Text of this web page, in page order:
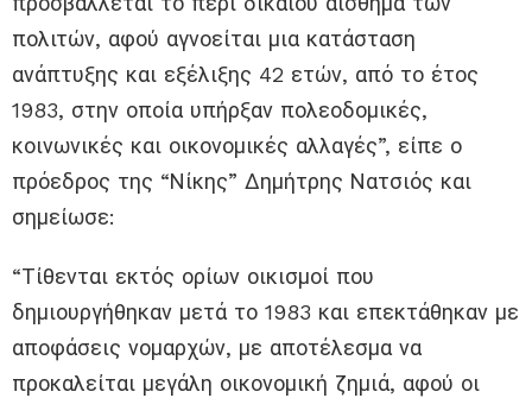
πολιτών, αφού αγνοείται μια κατάσταση
ανάπτυξης και εξέλιξης 42 ετών, από το έτος
1983, στην οποία υπήρξαν πολεοδομικές,
κοινωνικές και οικονομικές αλλαγές”, είπε ο
πρόεδρος της “Νίκης” Δημήτρης Νατσιός και
σημείωσε:
“Τίθενται εκτός ορίων οικισμοί που
δημιουργήθηκαν μετά το 1983 και επεκτάθηκαν με
αποφάσεις νομαρχών, με αποτέλεσμα να
προκαλείται μεγάλη οικονομική ζημιά, αφού οι